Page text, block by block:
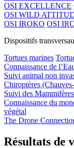
OSI EXCELLENCE
OSI WILD
OSI IROKO OSI
Dispositifs
Tortues marines
Connaissance de
Suivi animal non
Chiroptères
Suivi des
Connaissance du
végétal
The Drone
Résultats de